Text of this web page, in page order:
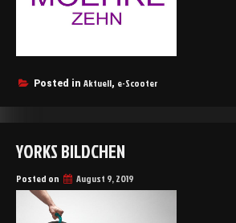
Posted in Aktuell, e-Scooter
YORKS BILDCHEN
Posted on August 9, 2019